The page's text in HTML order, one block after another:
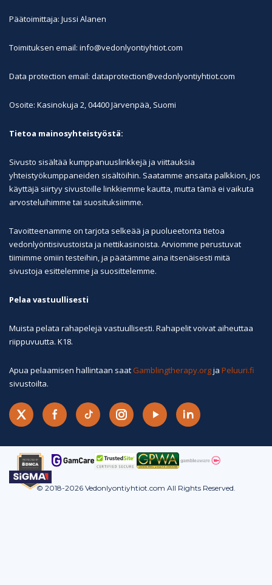
Päätoimittaja: Jussi Alanen
Toimituksen email: info@vedonlyontiyhtiot.com
Data protection email: dataprotection@vedonlyontiyhtiot.com
Osoite: Kasinokuja 2, 04400 Järvenpää, Suomi
Tietoa mainosyhteistyöstä:
Sivusto sisältää kumppanuuslinkkejä ja viittauksia
yhteistyökumppaneiden sisältöihin. Saatamme ansaita palkkion, jos
käyttäjä siirtyy sivustoille linkkiemme kautta, mutta tämä ei vaikuta
arvosteluihimme tai suosituksiimme.
Tavoitteenamme on tarjota selkeää ja puolueetonta tietoa
vedonlyöntisivustoista ja nettikasinoista. Arviomme perustuvat
tiimimme omiin testeihin, ja päätämme aina itsenäisesti mitä
sivustoja esittelemme ja suosittelemme.
Pelaa vastuullisesti
Muista pelata rahapelejä vastuullisesti. Rahapelit voivat aiheuttaa
riippuvuutta. K18.
Apua pelaamisen hallintaan saat Gamblingtherapy.orgja Peluuri.fi
sivustoilta.
© 2018-2026 Vedonlyontiyhtiot.com All Rights Reserved.